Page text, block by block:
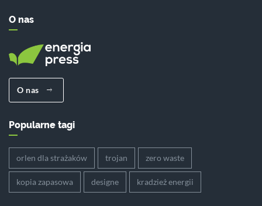
O nas
O nas
Popularne tagi
orlen dla strażaków trojan zero waste
kopia zapasowa designe kradzież energii